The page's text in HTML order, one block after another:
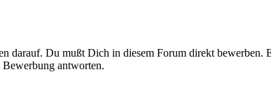
darauf. Du mußt Dich in diesem Forum direkt bewerben.
Bewerbung antworten.